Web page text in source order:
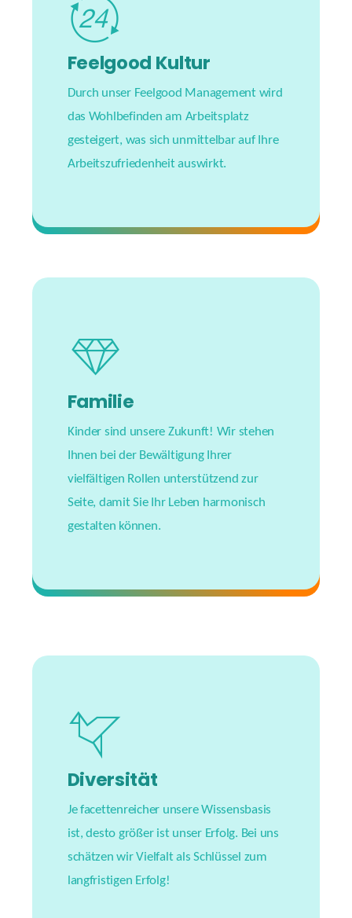
Feelgood Kultur
Durch unser Feelgood Management wird
das Wohlbefinden am Arbeitsplatz
gesteigert, was sich unmittelbar auf Ihre
Arbeitszufriedenheit auswirkt.
Familie
Kinder sind unsere Zukunft! Wir stehen
Ihnen bei der Bewältigung Ihrer
vielfältigen Rollen unterstützend zur
Seite, damit Sie Ihr Leben harmonisch
gestalten können.
Diversität
Je facettenreicher unsere Wissensbasis
ist, desto größer ist unser Erfolg. Bei uns
schätzen wir Vielfalt als Schlüssel zum
langfristigen Erfolg!